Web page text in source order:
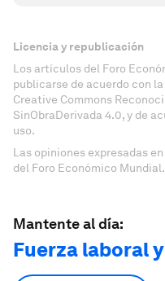
Licencia y republicación
Los artículos del Foro
publicarse de acuerdo con
Creative Commons
SinObraDerivada 4.0, y de
uso.
Las opiniones expresadas
del Foro Económico Mundial.
Mantente al día:
Fuerza laboral